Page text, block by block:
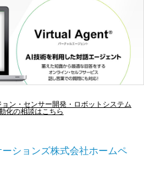
ョン・センサー開発・ロボットシステム
化の相談はこちら
ションズ株式会社ホームペ